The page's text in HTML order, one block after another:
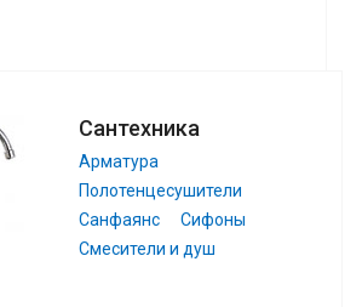
Сантехника
Арматура
Полотенцесушители
Санфаянс
Сифоны
Смесители и душ